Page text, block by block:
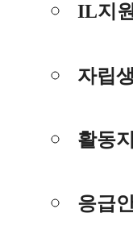
IL지
자립
활동
응급